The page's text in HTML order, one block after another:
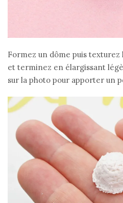
Formez un dôme puis texturez
et terminez en élargissant
sur la photo pour apporter un